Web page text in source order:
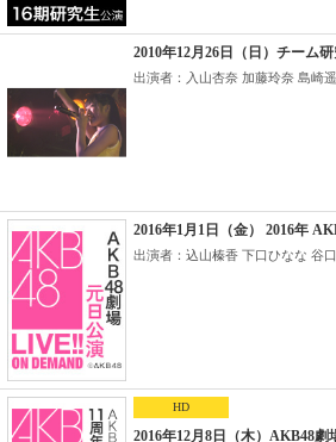
2010年12月26日（日）チーム
出演者：入山杏奈 加藤玲奈 島崎遥
2016年1月1日（金） 2016年
出演者：込山榛香 下口ひなな 谷口
HD
2016年12月8日（木）AKB48劇